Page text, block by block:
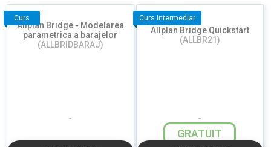
Curs
Allplan Bridge - Modelarea
parametrica a barajelor
(ALLBRIDBARAJ)
Curs intermediar
Allplan Bridge Quickstart
(ALLBR21)
GRATUIT